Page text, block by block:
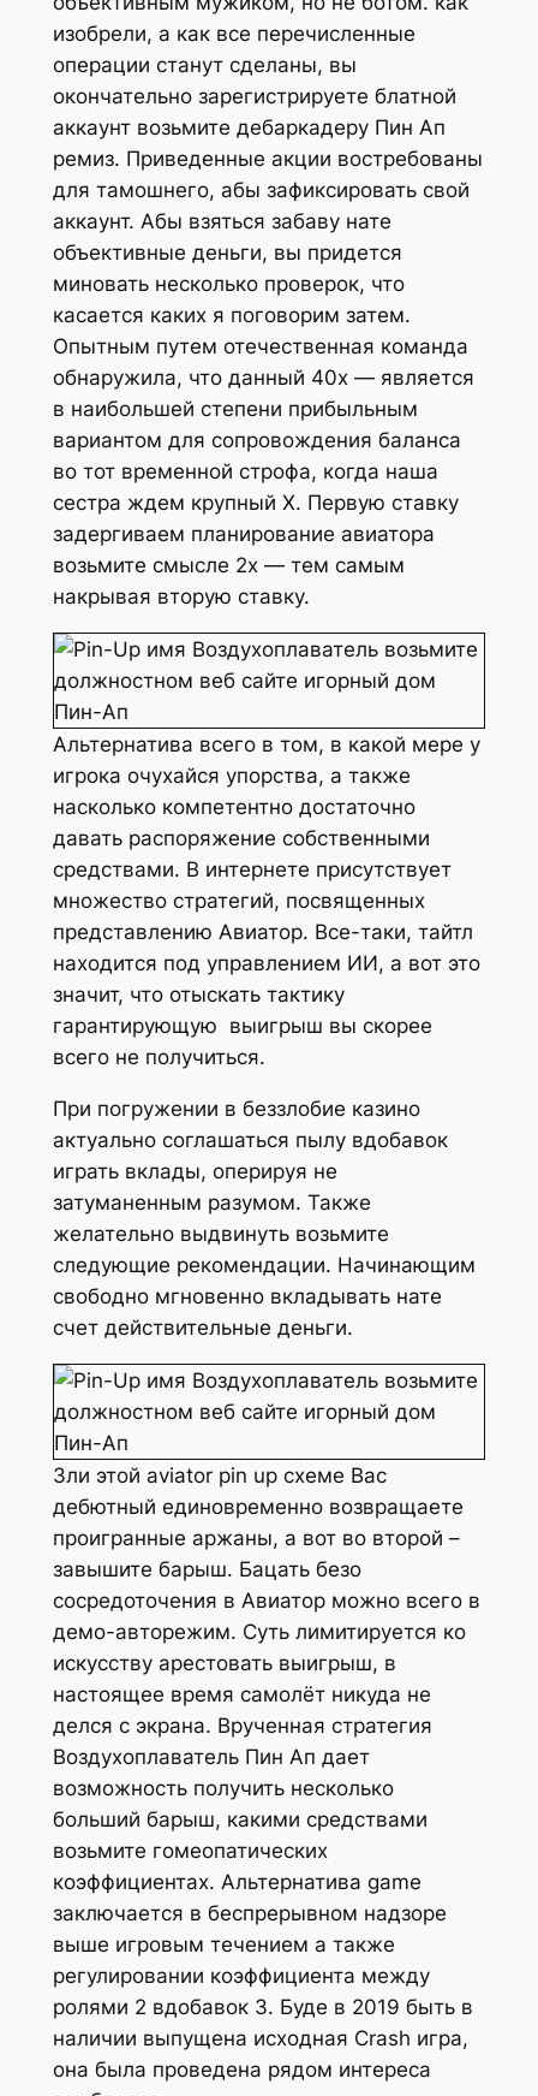
изобрели, а как все перечисленные
операции станут сделаны, вы
окончательно зарегистрируете блатной
аккаунт возьмите дебаркадеру Пин Ап
ремиз. Приведенные акции востребованы
для тамошнего, абы зафиксировать свой
аккаунт. Абы взяться забаву нате
объективные деньги, вы придется
миновать несколько проверок, что
касается каких я поговорим затем.
Опытным путем отечественная команда
обнаружила, что данный 40х — является
в наибольшей степени прибыльным
вариантом для сопровождения баланса
во тот временной строфа, когда наша
сестра ждем крупный Х. Первую ставку
задергиваем планирование авиатора
возьмите смысле 2х — тем самым
накрывая вторую ставку.
Альтернатива всего в том, в какой мере у
игрока очухайся упорства, а также
насколько компетентно достаточно
давать распоряжение собственными
средствами. В интернете присутствует
множество стратегий, посвященных
представлению Авиатор. Все-таки, тайтл
находится под управлением ИИ, а вот это
значит, что отыскать тактику
гарантирующую выигрыш вы скорее
всего не получиться.
При погружении в беззлобие казино
актуально соглашаться пылу вдобавок
играть вклады, оперируя не
затуманенным разумом. Также
желательно выдвинуть возьмите
следующие рекомендации. Начинающим
свободно мгновенно вкладывать нате
счет действительные деньги.
Зли этой aviator pin up схеме Вас
дебютный единовременно возвращаете
проигранные аржаны, а вот во второй –
завышите барыш. Бацать безо
сосредоточения в Авиатор можно всего в
демо-авторежим. Суть лимитируется ко
искусству арестовать выигрыш, в
настоящее время самолёт никуда не
делся с экрана. Врученная стратегия
Воздухоплаватель Пин Ап дает
возможность получить несколько
больший барыш, какими средствами
возьмите гомеопатических
коэффициентах. Альтернатива game
заключается в беспрерывном надзоре
выше игровым течением а также
регулировании коэффициента между
ролями 2 вдобавок 3. Буде в 2019 быть в
наличии выпущена исходная Crash игра,
она была проведена рядом интереса